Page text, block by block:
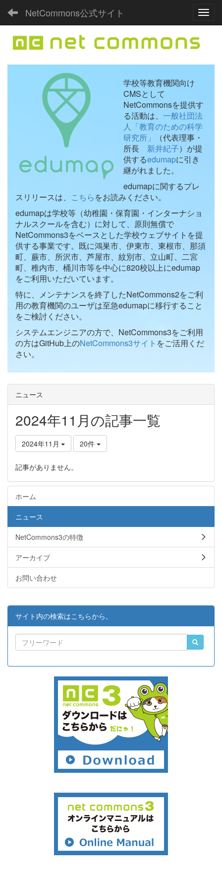
NetCommons公式サイト
学校等教育機関向け
CMSとして
NetCommonsを提供す
る活動は、 一般社団法
人「教育のための科学
研究所」
（代表理事・
所長 新井紀子）が提
供するedumapに引き
継がれました。
edumapに関するプレ
スリリースは、 こちらをお読みください。
edumapは学校等（幼稚園・保育園・インターナショ
ナルスクールを含む）に対して、原則無償で
NetCommons3をベースとした学校ウェブサイトを提
供する事業です。既に鴻巣市、伊東市、東根市、那須
町、蕨市、所沢市、芦屋市、紋別市、立山町、二宮
町、稚内市、桶川市等を中心に820校以上にedumap
をご利用いただいています。
特に、メンテナンスを終了したNetCommons2をご利
用の教育機関のユーザは至急edumapに移行すること
をご検討ください。
システムエンジニアの方で、NetCommons3をご利用
の方はGitHub上のNetCommons3サイト をご活用くだ
さい。
ニュース
2024年11月の記事一覧
2024年11月 20件
記事がありません。
ホーム
ニュース
NetCommons3の特徴
アーカイブ
お問い合わせ
サイト内の検索はこちらから。